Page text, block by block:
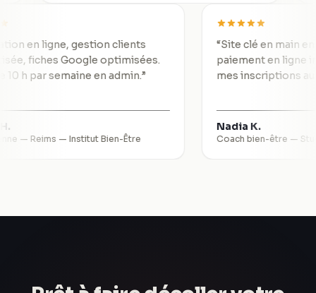
en ligne, gestion clients
fiches Google optimisées.
gagne 10 h par semaine en admin.
H.
— Reims— Institut Bien-Être
“Site clé en
paiement en
mes
Nadia K.
Coach bien-